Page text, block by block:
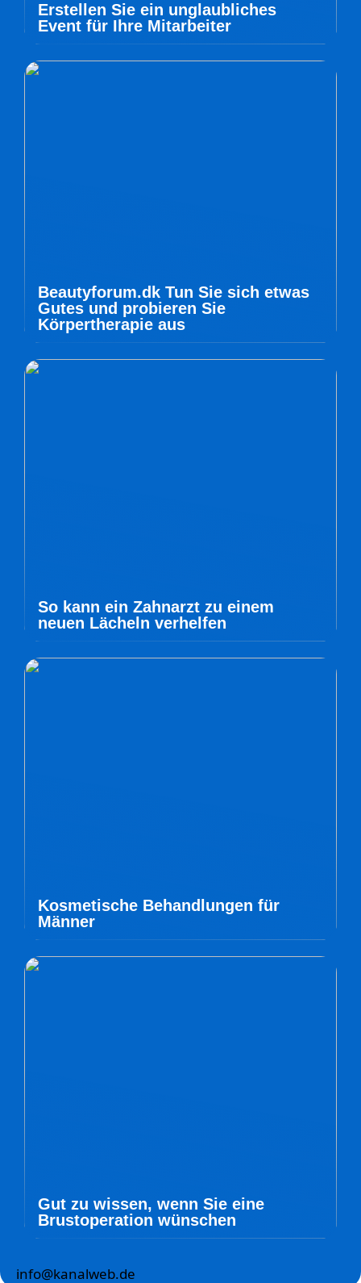
Erstellen Sie ein unglaubliches
Event für Ihre Mitarbeiter
Beautyforum.dk Tun Sie sich etwas
Gutes und probieren Sie
Körpertherapie aus
So kann ein Zahnarzt zu einem
neuen Lächeln verhelfen
Kosmetische Behandlungen für
Männer
Gut zu wissen, wenn Sie eine
Brustoperation wünschen
info@kanalweb.de